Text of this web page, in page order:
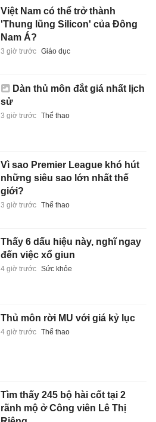
Việt Nam có thể trở thành
'Thung lũng Silicon' của Đông
Nam Á?
3 giờ trước Giáo dục
Dàn thủ môn đắt giá nhất lịch
sử
3 giờ trước Thể thao
Vì sao Premier League khó hút
những siêu sao lớn nhất thế
giới?
3 giờ trước Thể thao
Thấy 6 dấu hiệu này, nghĩ ngay
đến việc xổ giun
4 giờ trước Sức khỏe
Thủ môn rời MU với giá kỷ lục
4 giờ trước Thể thao
Tìm thấy 245 bộ hài cốt tại 2
rãnh mộ ở Công viên Lê Thị